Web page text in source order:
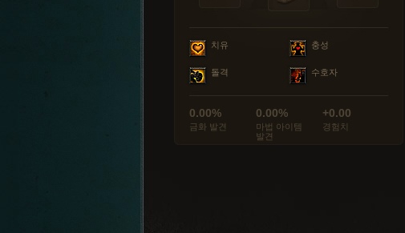
치유 충성
돌격 수호자
0.00%
금화 발견
0.00%
마법 아이템
발견
+0.00
경험치